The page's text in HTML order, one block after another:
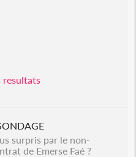
resultats
surpris par le non-
de Emerse Faé ?